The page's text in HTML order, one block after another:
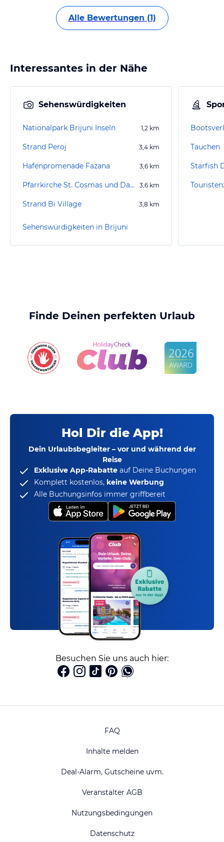
Alle Bewertungen (1)
Interessantes in der Nähe
Sehenswürdigkeiten
Nationalpark Brijuni Inseln 1,2 km
Strand Peroj 3,4 km
Hafenpromenade Fazana 3,6 km
Pfarrkirche St. Cosmas und Damian 3,6 km
Strand Bi Village 3,8 km
Sehenswürdigkeiten in Brijuni
Tauchen
Starfish
Finde Deinen perfekten Urlaub
Hol Dir die App!
Dein Urlaubsbegleiter – vor und während der
Reise
Exklusive App-Rabatte auf Deine Buchungen
Komplett kostenlos, keine Werbung
Alle Buchungsinfos immer griffbereit
Besuchen Sie uns auch hier:
FAQ
Inhalte melden
Deal-Alarm, Gutscheine uvm.
Veranstalter AGB
Nutzungsbedingungen
Datenschutz